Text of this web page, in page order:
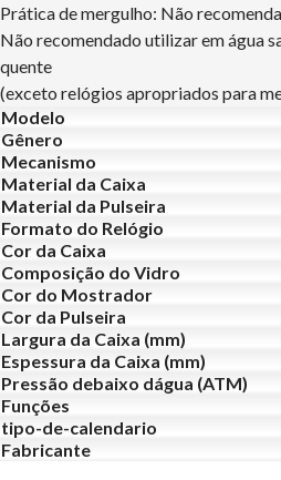
Prática de mergulho: Não
Não recomendado utilizar em água
quente
(exceto relógios apropriados para
Modelo
Gênero
Mecanismo
Material da Caixa
Material da Pulseira
Formato do Relógio
Cor da Caixa
Composição do Vidro
Cor do Mostrador
Cor da Pulseira
Largura da Caixa (mm)
Espessura da Caixa (mm)
Pressão debaixo dágua (ATM)
Funções
tipo-de-calendario
Fabricante